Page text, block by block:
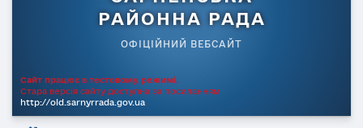
РАЙОННА РАДА
ОФІЦІЙНИЙ ВЕБСАЙТ
Сайт працює в тестовому режимі.
Стара версія сайту доступна за посиланням
http://old.sarnyrrada.gov.ua